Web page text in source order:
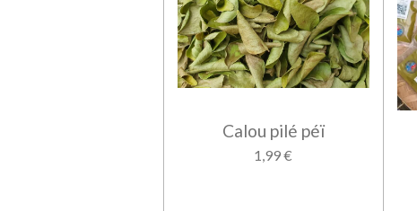
Calou pilé péï
1,99 €